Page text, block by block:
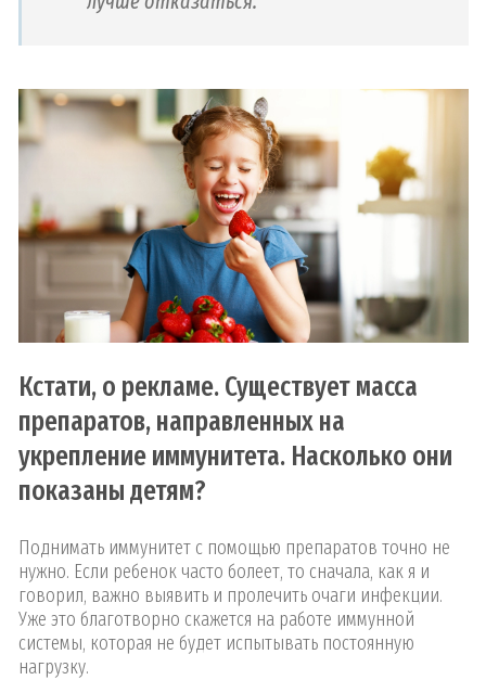
Кстати, о рекламе. Существует масса
препаратов, направленных на
укрепление иммунитета. Насколько они
показаны детям?
Поднимать иммунитет с помощью препаратов точно не
нужно. Если ребенок часто болеет, то сначала, как я и
говорил, важно выявить и пролечить очаги инфекции.
Уже это благотворно скажется на работе иммунной
системы, которая не будет испытывать постоянную
нагрузку.